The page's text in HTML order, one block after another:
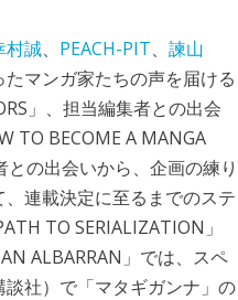
村誠、 PEACH-PIT、 諫山
たマンガ家たちの声を届ける
」、担当編集者との出会
TO BECOME A MANGA
との出会いから、企画の練り
連載決定に至るまでのステ
TO SERIALIZATION」
ALBARRAN」では、スペ
社）で「マタギガンナ」の